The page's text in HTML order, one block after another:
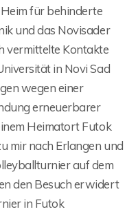
für behinderte
und das Novisader
vermittelte Kontakte
in Novi Sad
wegen einer
erneuerbarer
Heimatort Futok
mir nach Erlangen und
auf dem
den Besuch erwidert
in Futok